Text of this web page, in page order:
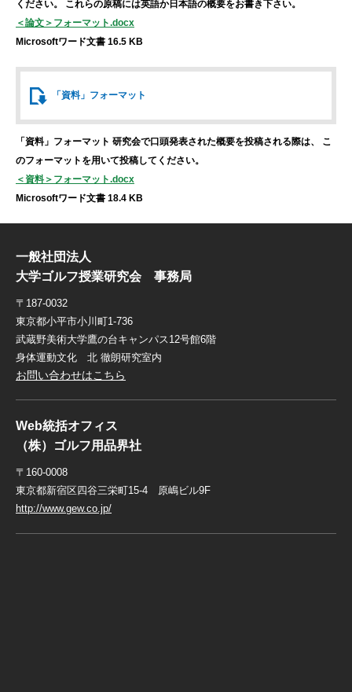
ください。
これらの原稿には英語か日本語の概要をお書き下さい。
＜論文＞フォーマット.docx
Microsoftワード文書 16.5 KB
「資料」 フォーマット
「資料」フォーマット 研究会で口頭発表された概要を投稿される際は、
こ
のフォーマットを用いて投稿してください。
＜資料＞フォーマット.docx
Microsoftワード文書 18.4 KB
一般社団法人
大学ゴルフ授業研究会 事務局
〒187-0032
東京都小平市小川町1-736
武蔵野美術大学鷹の台キャンパス12号館6階
身体運動文化 北 徹朗研究室内
お問い合わせはこちら
Web統括オフィス
（株）ゴルフ用品界社
〒160-0008
東京都新宿区四谷三栄町15-4 原嶋ビル9F
http://www.gew.co.jp/